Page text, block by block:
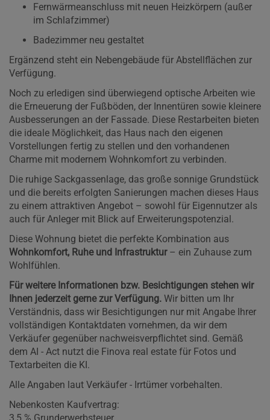
Fernwärmeanschluss mit neuen Heizkörpern (außer
im Schlafzimmer)
Badezimmer neu gestaltet
Ergänzend steht ein Nebengebäude für Abstellflächen zur
Verfügung.
Noch zu erledigen sind überwiegend optische Arbeiten wie
die Erneuerung der Fußböden, der Innentüren sowie kleinere
Ausbesserungen an der Fassade. Diese Restarbeiten bieten
die ideale Möglichkeit, das Haus nach den eigenen
Vorstellungen fertig zu stellen und den vorhandenen
Charme mit modernem Wohnkomfort zu verbinden.
Die ruhige Sackgassenlage, das große sonnige Grundstück
und die bereits erfolgten Sanierungen machen dieses Haus
zu einem attraktiven Angebot – sowohl für Eigennutzer als
auch für Anleger mit Blick auf Erweiterungspotenzial.
Diese Wohnung bietet die perfekte Kombination aus
Wohnkomfort, Ruhe und Infrastruktur– ein Zuhause zum
Wohlfühlen.
Für weitere Informationen bzw. Besichtigungen stehen wir
Ihnen jederzeit gerne zur Verfügung. Wir bitten um Ihr
Verständnis, dass wir Besichtigungen nur mit Angabe Ihrer
vollständigen Kontaktdaten vornehmen, da wir dem
Verkäufer gegenüber nachweisverpflichtet sind. Gemäß
dem AI - Act nutzt die Finova real estate für Fotos und
Textarbeiten die KI.
Alle Angaben laut Verkäufer - Irrtümer vorbehalten.
Nebenkosten Kaufvertrag: